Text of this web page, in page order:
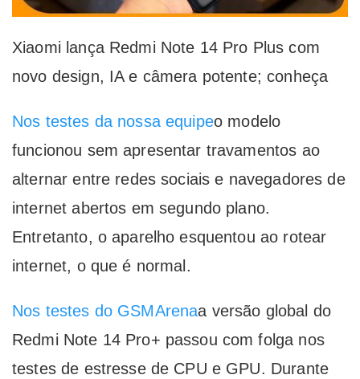
Xiaomi lança Redmi Note 14 Pro Plus com
novo design, IA e câmera potente; conheça
Nos testes da nossa equipeo modelo
funcionou sem apresentar travamentos ao
alternar entre redes sociais e navegadores de
internet abertos em segundo plano.
Entretanto, o aparelho esquentou ao rotear
internet, o que é normal.
Nos testes do GSMArenaa versão global do
Redmi Note 14 Pro+ passou com folga nos
testes de estresse de CPU e GPU. Durante